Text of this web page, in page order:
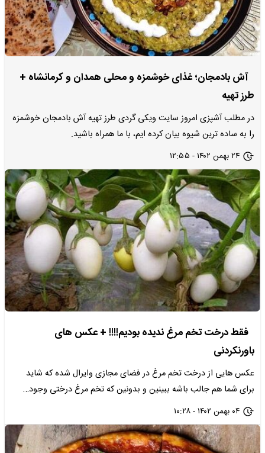
آش بادمجان؛ غذای خوشمزه و محلی همدان و کرمانشاه +
طرز تهیه
در مطلب آشپزی امروز سایت ویکی گردی طرز تهیه آش بادمجان خوشمزه
را به ساده ترین شیوه بیان کرده ایم، با ما همراه باشید.
۲۴ بهمن ۱۴۰۲ - ۱۲:۵۵
فقط درخت تخم مرغ ندیده بودیم!!!! + عکس های
باورنکردنی
عکس هایی از درخت تخم مرغ در فضای مجازی وایرال شده که شاید
برای شما هم جالب باشه ببینین و بدونین که تخم مرغ درختی وجود…
۰۴ بهمن ۱۴۰۲ - ۱۰:۲۸